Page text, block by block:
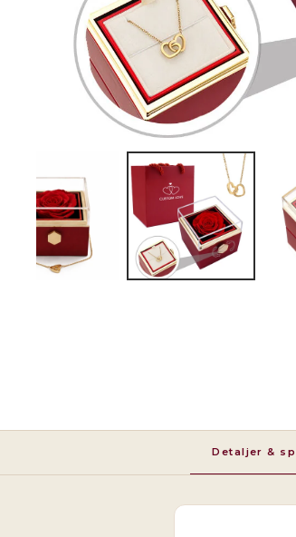
Detaljer &